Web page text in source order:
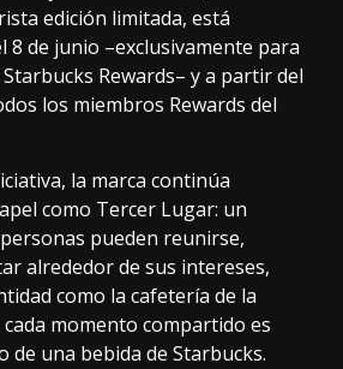
edición limitada, está
8 de junio –exclusivamente para
Rewards– y a partir del
los miembros Rewards del
la marca continúa
como Tercer Lugar: un
pueden reunirse,
alrededor de sus intereses,
como la cafetería de la
momento compartido es
de una bebida de Starbucks.